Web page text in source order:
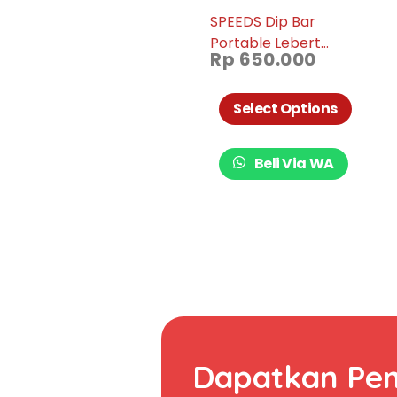
SPEEDS Dip Bar
Portable Lebert
Equalizer Push Up Bar
Fitness Olahraga 042-31
Rp 650.000
Select Options
Beli Via WA
Dapatkan